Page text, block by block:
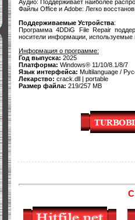
Аудио: Поддерживает наиболее
Файлы Office и Adobe: Легко
Поддерживаемые Устройства:
Программа 4DDiG File Repair
носители информации, используемые
Информация о программе:
Год выпуска: 2025
Платформа: Windows® 11/10/8.1/8/7
Язык интерфейса: Multilanguage /
Лекарство: crack.dll | portable
Размер файла: 219/257 MB